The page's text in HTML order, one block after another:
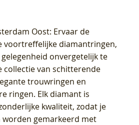
Oost: Ervaar de
voortreffelijke diamantringen,
onvergetelijk te
collectie van schitterende
trouwringen en
ringen. Elk diamant is
kwaliteit, zodat je
gemarkeerd met